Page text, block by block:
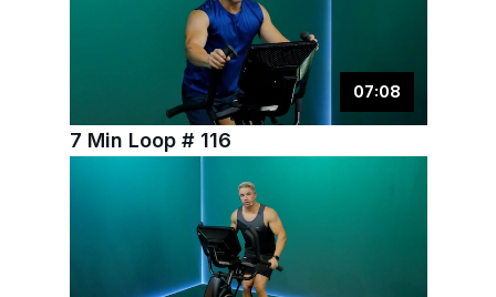
07:08
7 Min Loop # 116